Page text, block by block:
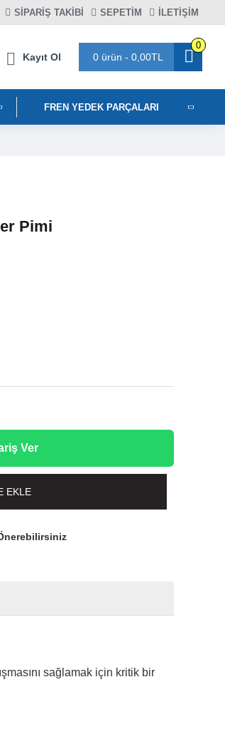
SIPARIŞ TAKIBI SEPETIM İLETİŞİM
Kayıt Ol 0 ürün - 0,00TL
0
FREN YEDEK PARÇALARI
Pimi
Ver
EKLE
sağlamak için kritik bir